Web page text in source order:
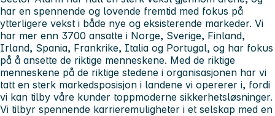
har en spennende og lovende fremtid med fokus på
ytterligere vekst i både nye og eksisterende markeder. Vi
har mer enn 3700 ansatte i Norge, Sverige, Finland,
Irland, Spania, Frankrike, Italia og Portugal, og har fokus
på å ansette de riktige menneskene. Med de riktige
menneskene på de riktige stedene i organisasjonen har vi
tatt en sterk markedsposisjon i landene vi opererer i, fordi
vi kan tilby våre kunder toppmoderne sikkerhetsløsninger.
Vi tilbyr spennende karrieremuligheter i et selskap med en